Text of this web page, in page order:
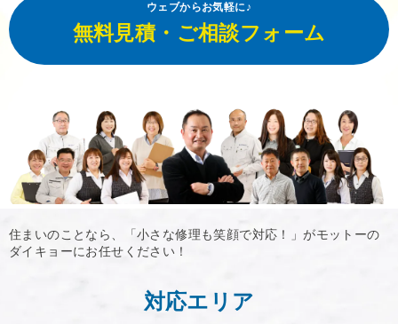
ウェブからお気軽に♪
無料見積・ご相談フォーム
住まいのことなら、「小さな修理も笑顔で対応！」がモットーの
ダイキョーにお任せください！
対応エリア